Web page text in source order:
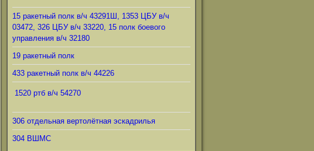
15 ракетный полк в/ч 43291Ш, 1353 ЦБУ в/ч
03472, 326 ЦБУ в/ч 33220, 15 полк боевого
управления в/ч 32180
19 ракетный полк
433 ракетный полк в/ч 44226
1520 ртб в/ч 54270
306 отдельная вертолётная эскадрилья
304 ВШМС